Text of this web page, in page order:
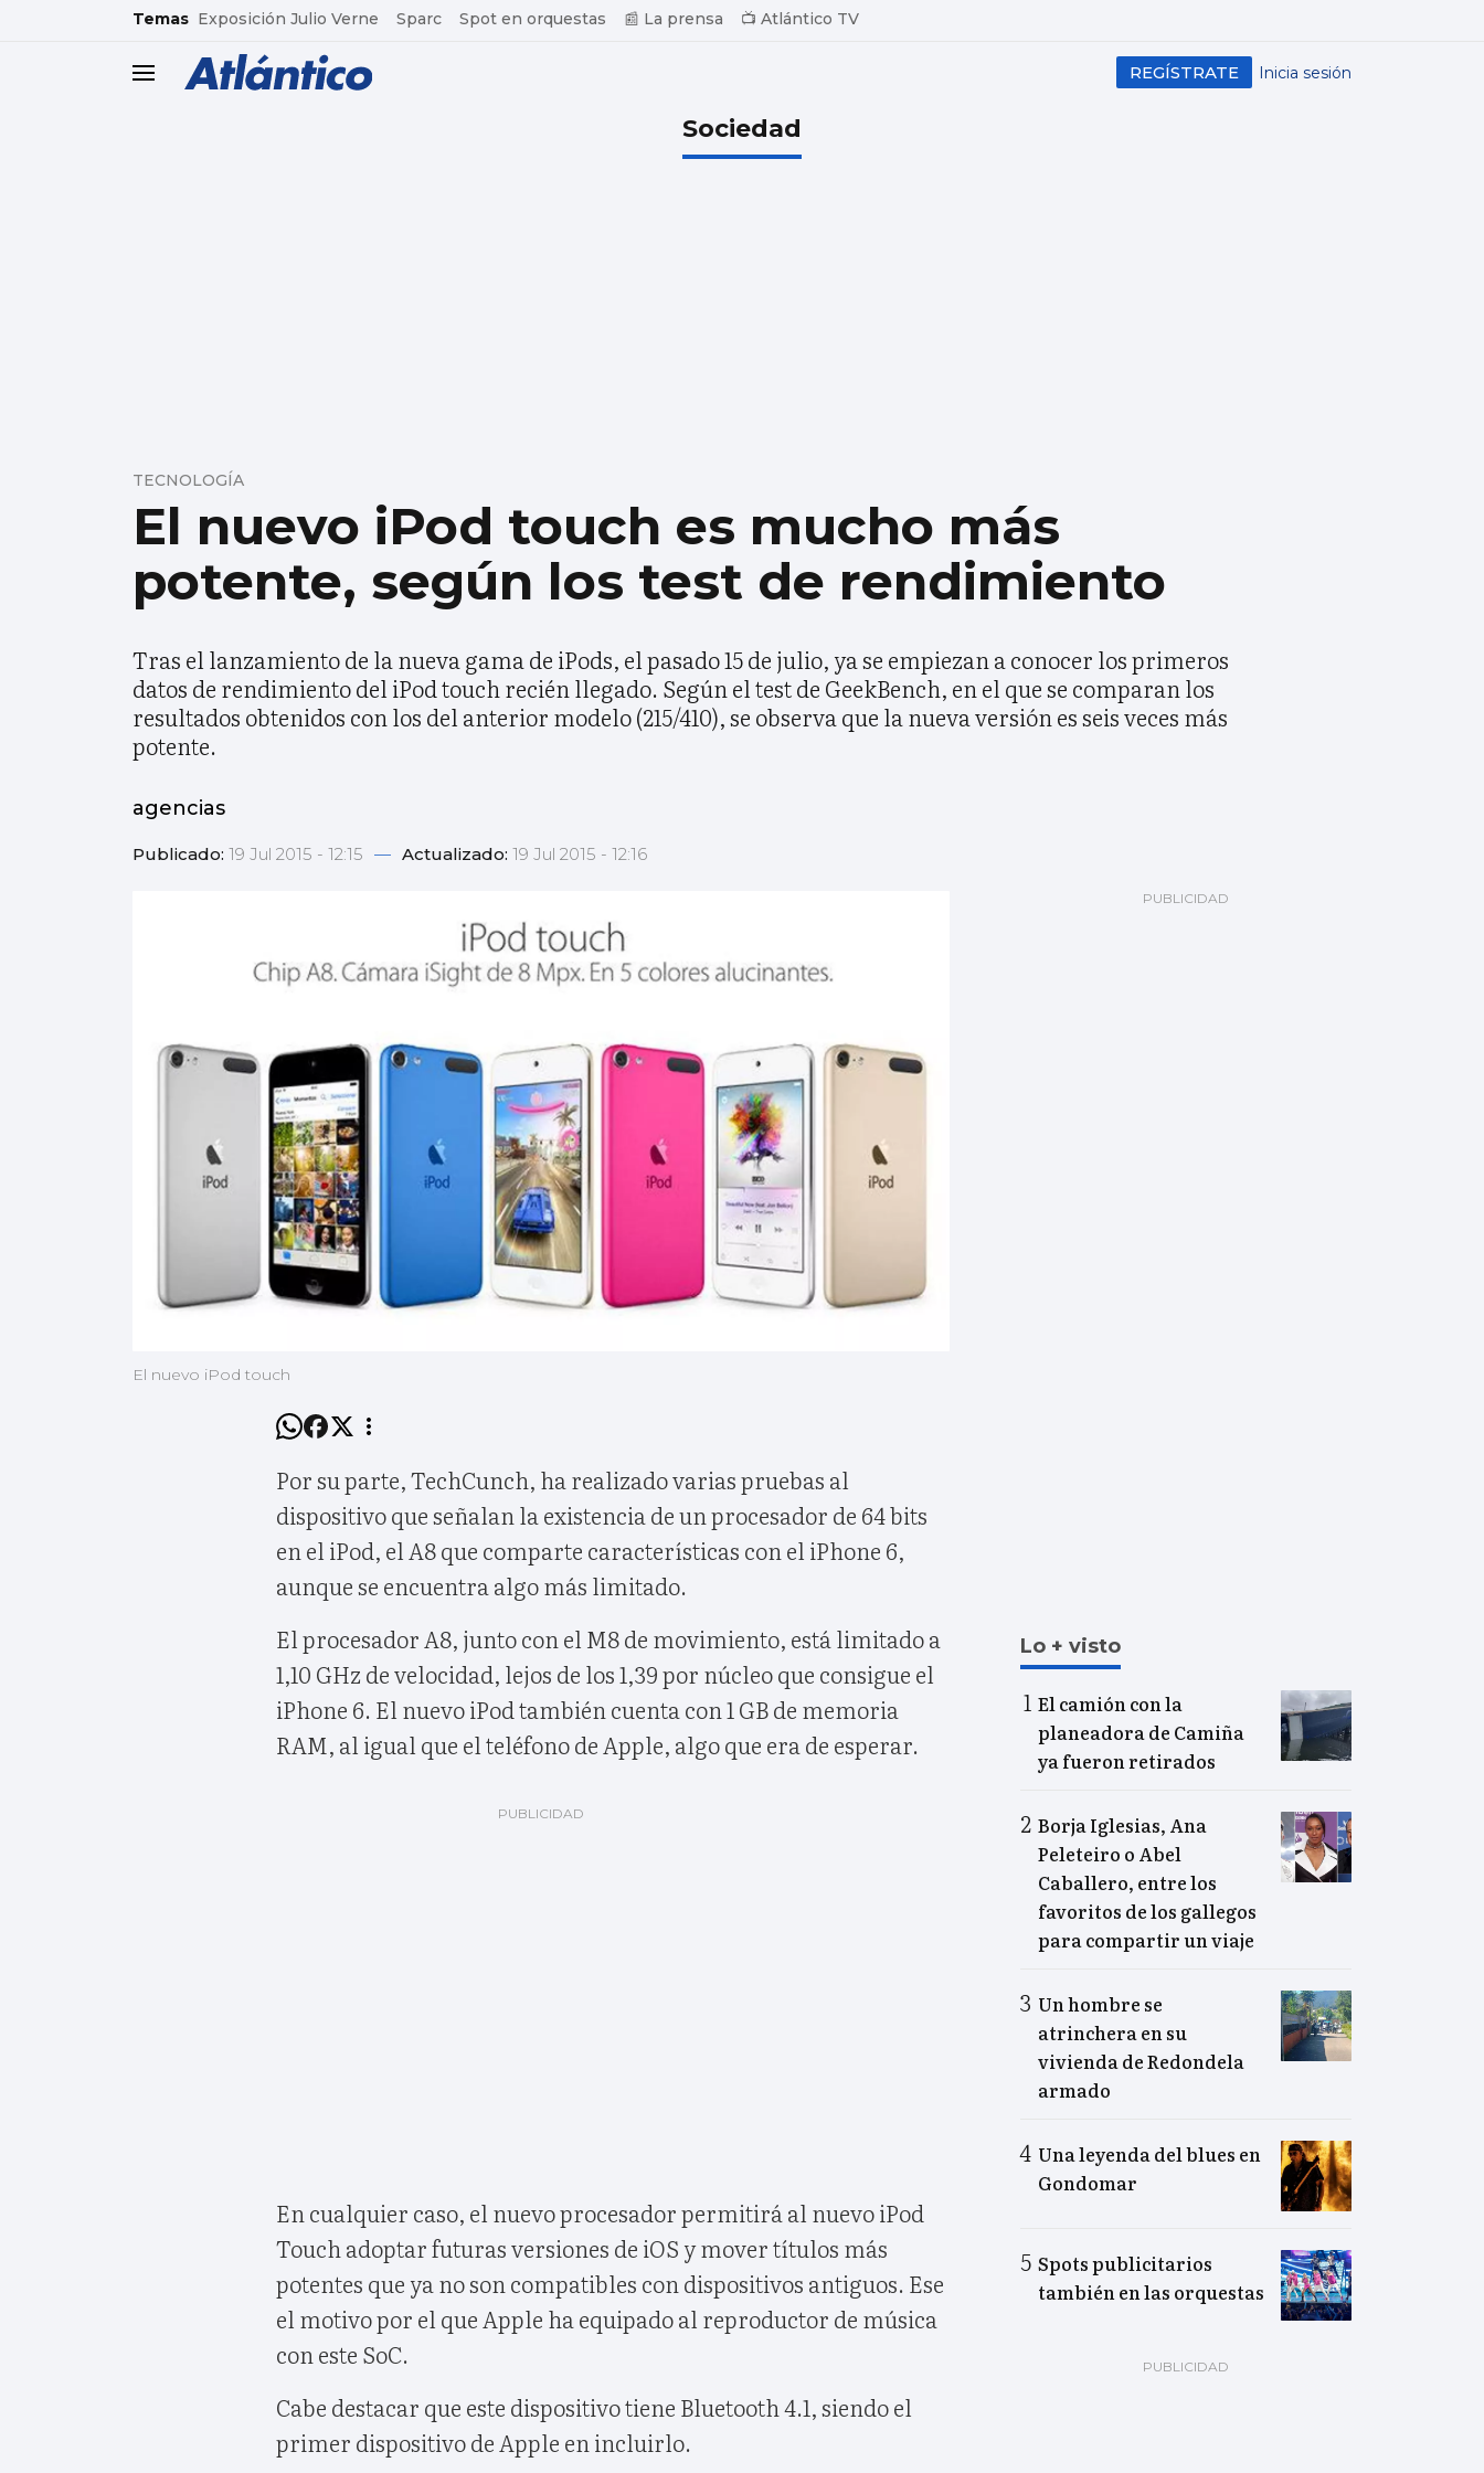
common.go-to-content
Temas Exposición Julio Verne Sparc Spot en orquestas 📰 La prensa 📺 Atlántico TV
header.menu.open Inicia sesión
REGÍSTRATE
Sociedad
El nuevo iPod touch es mucho más
potente, según los test de rendimiento
TECNOLOGÍA
Tras el lanzamiento de la nueva gama de iPods, el pasado 15 de julio, ya se empiezan a conocer los primeros
datos de rendimiento del iPod touch recién llegado. Según el test de GeekBench, en el que se comparan los
resultados obtenidos con los del anterior modelo (215/410), se observa que la nueva versión es seis veces más
potente.
agencias
Publicado: 19 Jul 2015 - 12:15 — Actualizado: 19 Jul 2015 - 12:16
El nuevo iPod touch
Por su parte, TechCunch, ha realizado varias pruebas al
dispositivo que señalan la existencia de un procesador de 64 bits
en el iPod, el A8 que comparte características con el iPhone 6,
aunque se encuentra algo más limitado.
El procesador A8, junto con el M8 de movimiento, está limitado a
1,10 GHz de velocidad, lejos de los 1,39 por núcleo que consigue el
iPhone 6. El nuevo iPod también cuenta con 1 GB de memoria
RAM, al igual que el teléfono de Apple, algo que era de esperar.
En cualquier caso, el nuevo procesador permitirá al nuevo iPod
Touch adoptar futuras versiones de iOS y mover títulos más
potentes que ya no son compatibles con dispositivos antiguos. Ese
el motivo por el que Apple ha equipado al reproductor de música
con este SoC.
Cabe destacar que este dispositivo tiene Bluetooth 4.1, siendo el
primer dispositivo de Apple en incluirlo.
Lo + visto
El camión con la
planeadora de Camiña
ya fueron retirados
Borja Iglesias, Ana
Peleteiro o Abel
Caballero, entre los
favoritos de los gallegos
para compartir un viaje
Un hombre se
atrinchera en su
vivienda de Redondela
armado
Una leyenda del blues en
Gondomar
Spots publicitarios
también en las orquestas